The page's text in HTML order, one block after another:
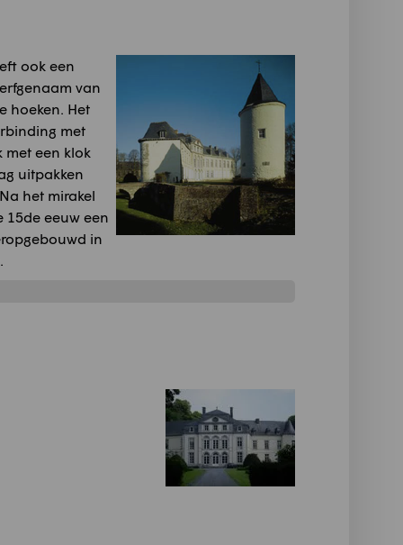
ook een
van
hoeken. Het
met
met een klok
uitpakken
het mirakel
15de eeuw een
in